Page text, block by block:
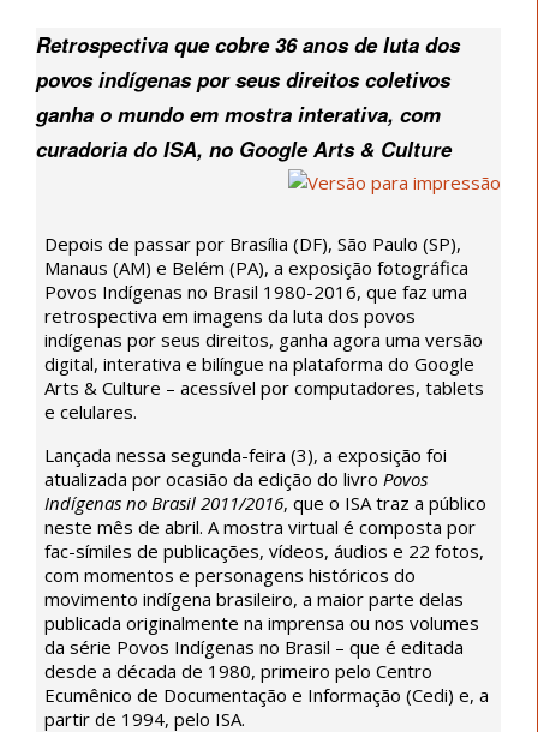
Retrospectiva que cobre 36 anos de luta dos
povos indígenas por seus direitos coletivos
ganha o mundo em mostra interativa, com
curadoria do ISA, no Google Arts & Culture
Depois de passar por Brasília (DF), São Paulo (SP),
Manaus (AM) e Belém (PA), a exposição fotográfica
Povos Indígenas no Brasil 1980-2016, que faz uma
retrospectiva em imagens da luta dos povos
indígenas por seus direitos, ganha agora uma versão
digital, interativa e bilíngue na plataforma do Google
Arts & Culture – acessível por computadores, tablets
e celulares.
Lançada nessa segunda-feira (3), a exposição foi
atualizada por ocasião da edição do livro Povos
Indígenas no Brasil 2011/2016, que o ISA traz a público
neste mês de abril. A mostra virtual é composta por
fac-símiles de publicações, vídeos, áudios e 22 fotos,
com momentos e personagens históricos do
movimento indígena brasileiro, a maior parte delas
publicada originalmente na imprensa ou nos volumes
da série Povos Indígenas no Brasil – que é editada
desde a década de 1980, primeiro pelo Centro
Ecumênico de Documentação e Informação (Cedi) e, a
partir de 1994, pelo ISA.